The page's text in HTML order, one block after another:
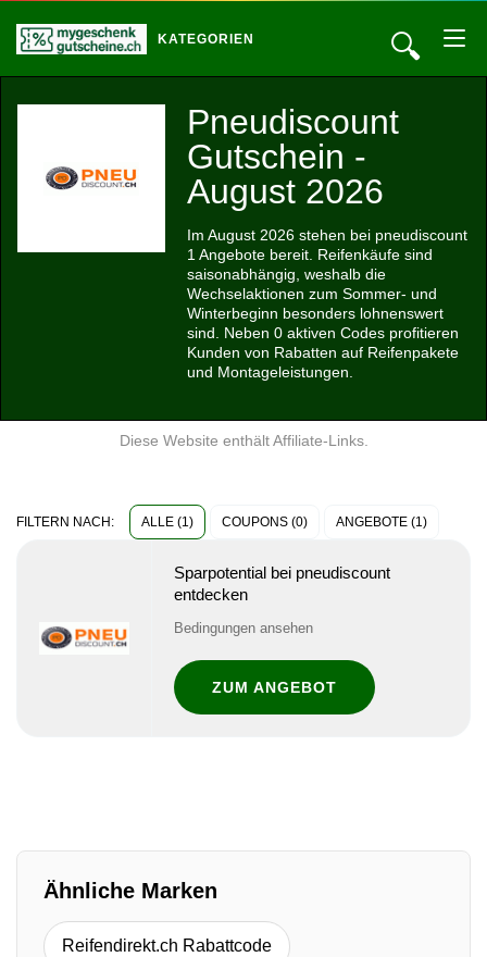
🔍
KATEGORIEN
Pneudiscount
Gutschein -
August 2026
Im August 2026 stehen bei pneudiscount
1 Angebote bereit. Reifenkäufe sind
saisonabhängig, weshalb die
Wechselaktionen zum Sommer- und
Winterbeginn besonders lohnenswert
sind. Neben 0 aktiven Codes profitieren
Kunden von Rabatten auf Reifenpakete
und Montageleistungen.
Diese Website enthält Affiliate-Links.
FILTERN NACH: ALLE (1) COUPONS (0) ANGEBOTE (1)
Sparpotential bei pneudiscount
entdecken
Bedingungen ansehen
ZUM ANGEBOT
Ähnliche Marken
Reifendirekt.ch Rabattcode